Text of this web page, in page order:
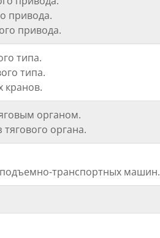
привода.
привода.
типа.
типа.
кранов.
органом.
органа.
транспортных машин.